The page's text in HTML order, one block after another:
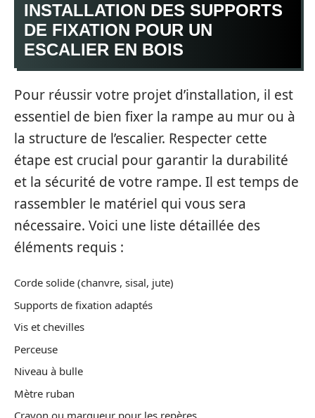
INSTALLATION DES SUPPORTS
DE FIXATION POUR UN
ESCALIER EN BOIS
Pour réussir votre projet d’installation, il est
essentiel de bien fixer la rampe au mur ou à
la structure de l’escalier. Respecter cette
étape est crucial pour garantir la durabilité
et la sécurité de votre rampe. Il est temps de
rassembler le matériel qui vous sera
nécessaire. Voici une liste détaillée des
éléments requis :
Corde solide (chanvre, sisal, jute)
Supports de fixation adaptés
Vis et chevilles
Perceuse
Niveau à bulle
Mètre ruban
Crayon ou marqueur pour les repères